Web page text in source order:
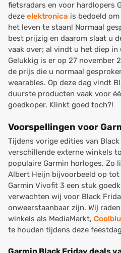
fietsradars en voor hardlopers
deze elektronica is bedoeld
het leven te staan! Normaal
best prijzig en daarom slaat u
vaak over; al vindt u het diep
Gelukkig is er op 27 november
de prijs die u normaal
wearables. Op deze dag vindt
duurste producten vaak voor
goedkoper. Klinkt goed toch?!
Voorspellingen voor
Tijdens vorige edities van
verschillende externe winkels
populaire Garmin horloges. Zo
Albert Heijn bijvoorbeeld op tot
Garmin Vivofit 3 een stuk
verwachten wij voor Black
onweerstaanbaar zijn. Wij
winkels als MediaMarkt,
te houden tijdens deze